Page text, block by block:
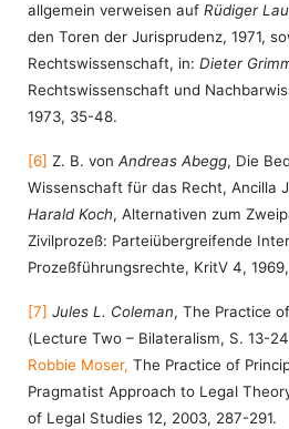
allgemein verweisen auf Rüdiger
den Toren der Jurisprudenz, 1971,
Rechtswissenschaft, in: Dieter
Rechtswissenschaft und
1973, 35-48.
[6] Z. B. von Andreas Abegg, Die
Wissenschaft für das Recht, Ancilla
Harald Koch, Alternativen zum
Zivilprozeß: Parteiübergreifende
Prozeßführungsrechte, KritV 4,
[7] Jules L. Coleman, The Practice
(Lecture Two – Bilateralism, S. 13-
Robbie Moser, The Practice of
Pragmatist Approach to Legal
of Legal Studies 12, 2003, 287-291.